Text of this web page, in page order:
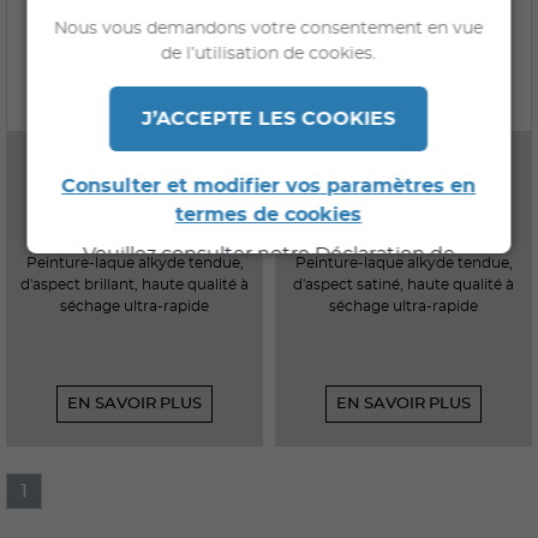
Peinture-laque alkyde tendue,
d'aspect brillant, haute qualité à
séchage ultra-rapide
EN SAVOIR PLUS
Peinture-laque alkyde tendue,
d'aspect satiné, haute qualité à
séchage ultra-rapide
EN SAVOIR PLUS
1
Nous vous demandons votre consentement en vue
de l’utilisation de cookies.
J’ACCEPTE LES COOKIES
Consulter et modifier vos paramètres en
termes de cookies
Veuillez consulter notre Déclaration de
Confidentialité pour de plus amples
informations.